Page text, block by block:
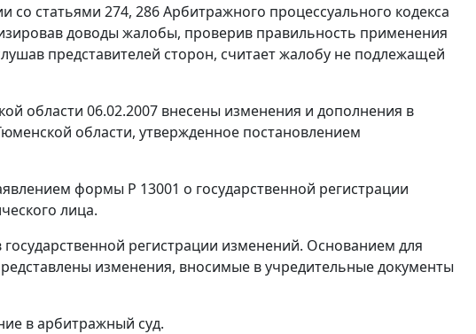
статьями 274, 286 Арбитражного процессуального кодекса
доводы жалобы, проверив правильность применения
представителей сторон, считает жалобу не подлежащей
области 06.02.2007 внесены изменения и дополнения в
области, утвержденное постановлением
формы Р 13001 о государственной регистрации
лица.
регистрации изменений. Основанием для
изменения, вносимые в учредительные документы
в арбитражный суд.